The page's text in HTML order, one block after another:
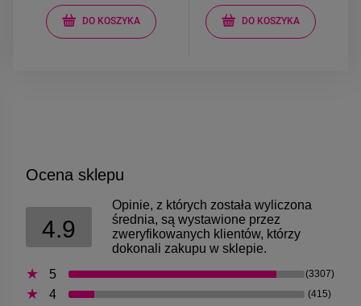
DO KOSZYKA DO KOSZYKA
Ocena sklepu
4.9
Opinie, z których została wyliczona
średnia, są wystawione przez
zweryfikowanych klientów, którzy
dokonali zakupu w sklepie.
5
(3307)
4 (415)